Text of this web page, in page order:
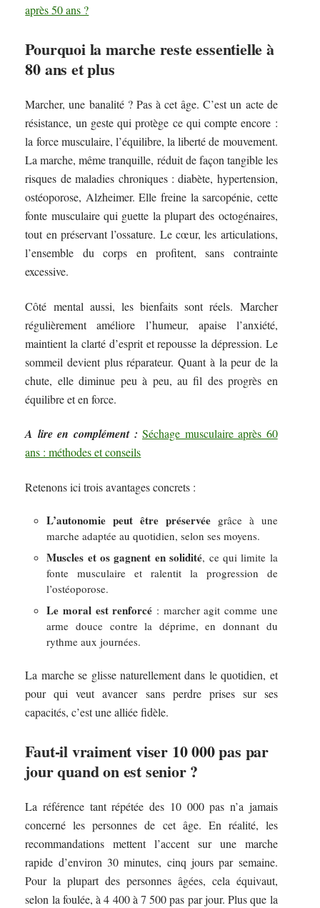
après 50 ans ?
Pourquoi la marche reste essentielle à
80 ans et plus
Marcher, une banalité ? Pas à cet âge. C’est un acte de
résistance, un geste qui protège ce qui compte encore :
la force musculaire, l’équilibre, la liberté de mouvement.
La marche, même tranquille, réduit de façon tangible les
risques de maladies chroniques : diabète, hypertension,
ostéoporose, Alzheimer. Elle freine la sarcopénie, cette
fonte musculaire qui guette la plupart des octogénaires,
tout en préservant l’ossature. Le cœur, les articulations,
l’ensemble du corps en profitent, sans contrainte
excessive.
Côté mental aussi, les bienfaits sont réels. Marcher
régulièrement améliore l’humeur, apaise l’anxiété,
maintient la clarté d’esprit et repousse la dépression. Le
sommeil devient plus réparateur. Quant à la peur de la
chute, elle diminue peu à peu, au fil des progrès en
équilibre et en force.
A lire en complément : Séchage musculaire après 60
ans : méthodes et conseils
Retenons ici trois avantages concrets :
L’autonomie peut être préservée grâce à une
marche adaptée au quotidien, selon ses moyens.
Muscles et os gagnent en solidité, ce qui limite la
fonte musculaire et ralentit la progression de
l’ostéoporose.
Le moral est renforcé : marcher agit comme une
arme douce contre la déprime, en donnant du
rythme aux journées.
La marche se glisse naturellement dans le quotidien, et
pour qui veut avancer sans perdre prises sur ses
capacités, c’est une alliée fidèle.
Faut-il vraiment viser 10 000 pas par
jour quand on est senior ?
La référence tant répétée des 10 000 pas n’a jamais
concerné les personnes de cet âge. En réalité, les
recommandations mettent l’accent sur une marche
rapide d’environ 30 minutes, cinq jours par semaine.
Pour la plupart des personnes âgées, cela équivaut,
selon la foulée, à 4 400 à 7 500 pas par jour. Plus que la